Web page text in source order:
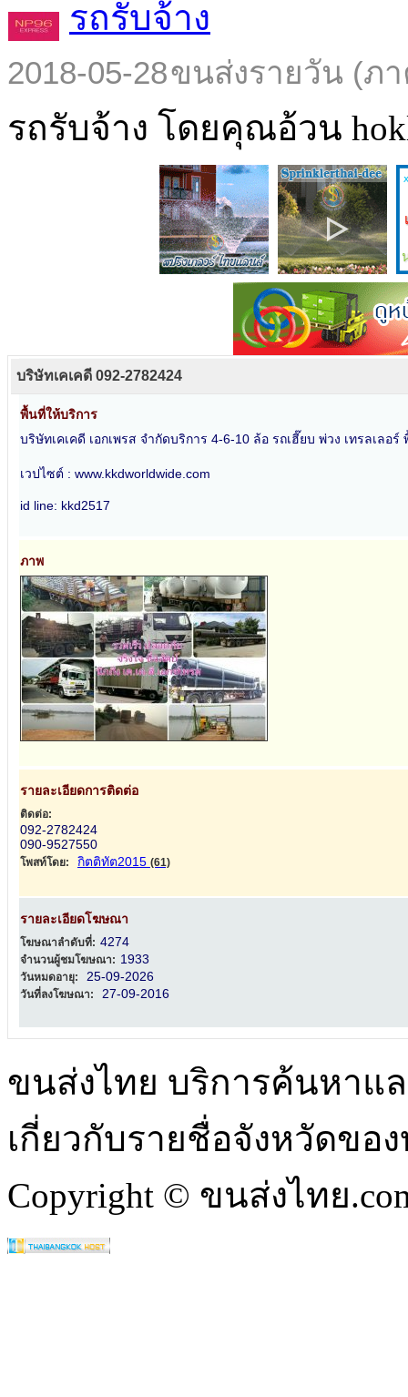
รถรับจ้าง
2018-05-28ขนส่งรายวัน (ภ
รถรับจ้าง โดยคุณอ้วน
บริษัทเคเคดี 092-2782424
พื้นที่ให้บริการ
บริษัทเคเคดี เอกเพรส จำกัดบริการ 4-6-10 ล้อ รถเฮี๊ยบ พ่วง เทรลเลอ
เวปไซต์ : www.kkdworldwide.com
id line: kkd2517
ภาพ
รายละเอียดการติดต่อ
ติดต่อ:
092-2782424
090-9527550
โพสท์โดย: กิตติทัต2015 (61)
รายละเอียดโฆษณา
โฆษณาลำดับที่: 4274
จำนวนผู้ชมโฆษณา: 1933
วันหมดอายุ: 25-09-2026
วันที่ลงโฆษณา: 27-09-2016
ขนส่งไทย บริการค้นหาแ
เกี่ยวกับรายชื่อจังหวัดขอ
Copyright © ขนส่งไทย